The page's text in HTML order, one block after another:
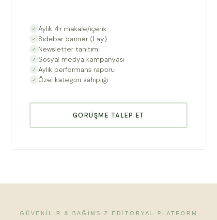
Aylık 4+ makale/içerik
Sidebar banner (1 ay)
Newsletter tanıtımı
Sosyal medya kampanyası
Aylık performans raporu
Özel kategori sahipliği
GÖRÜŞME TALEP ET
GÜVENILIR & BAĞIMSIZ EDITORYAL PLATFORM